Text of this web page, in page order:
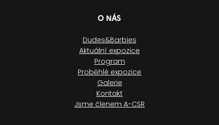
O NÁS
Dudes&Barbies
Aktuální expozice
Program
Proběhlé expozice
Galerie
Kontakt
Jsme členem A-CSR